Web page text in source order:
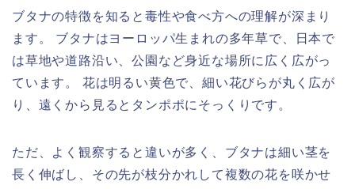
ブタナの特徴を知ると毒性や食べ方への理解が深まり
ます。 ブタナはヨーロッパ生まれの多年草で、日本で
は草地や道路沿い、公園など身近な場所に広く広がっ
ています。 花は明るい黄色で、細い花びらが丸く広が
り、遠くから見るとタンポポにそっくりです。
ただ、よく観察すると違いが多く、ブタナは細い茎を
長く伸ばし、その先が枝分かれして複数の花を咲かせ